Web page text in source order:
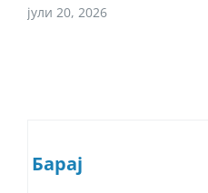
јули 20, 2026
Барај